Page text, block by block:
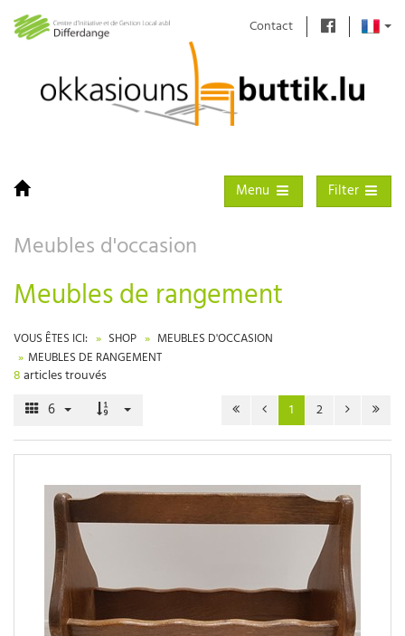
Contact
Toggle filter
Filter
Toggle navigation
Menu
Meubles d'occasion
Meubles de rangement
VOUS ÊTES ICI: SHOP
MEUBLES D'OCCASION
MEUBLES DE RANGEMENT
8articles trouvés
6 1 2